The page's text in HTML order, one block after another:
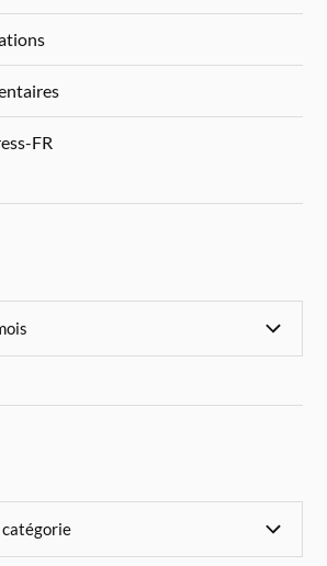
FR